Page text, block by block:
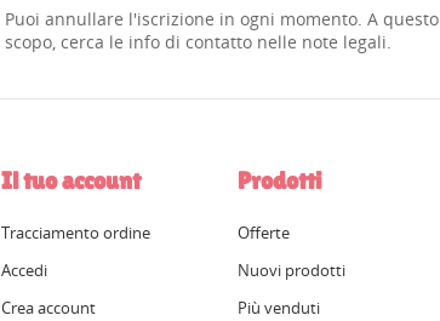
Puoi annullare l'iscrizione in ogni momento. A questo
scopo, cerca le info di contatto nelle note legali.
Il tuo account
Tracciamento ordine
Accedi
Crea account
Prodotti
Offerte
Nuovi prodotti
Più venduti